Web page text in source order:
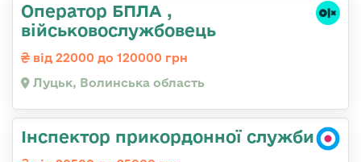
Оператор БПЛА ,
військовослужбовець
від 22000 до 120000 грн
Луцьк, Волинська область
Інспектор прикордонної служби